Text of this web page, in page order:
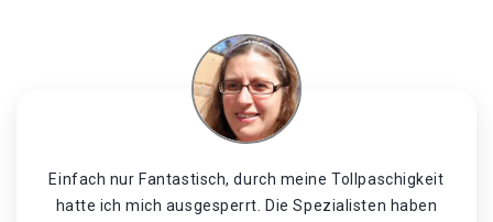
Einfach nur Fantastisch, durch meine Tollpaschigkeit
hatte ich mich ausgesperrt. Die Spezialisten haben